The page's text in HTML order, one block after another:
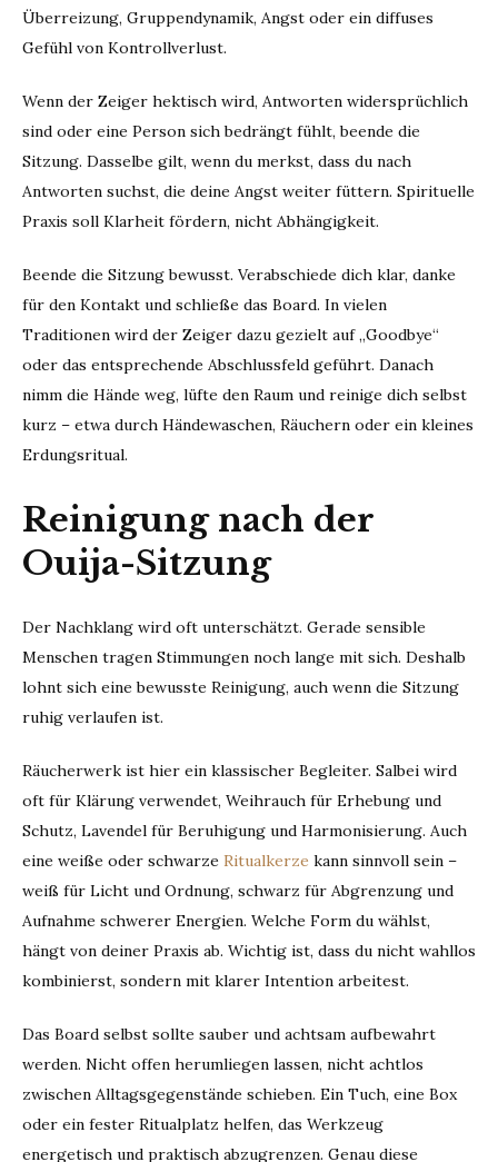
Überreizung, Gruppendynamik, Angst oder ein diffuses
Gefühl von Kontrollverlust.
Wenn der Zeiger hektisch wird, Antworten widersprüchlich
sind oder eine Person sich bedrängt fühlt, beende die
Sitzung. Dasselbe gilt, wenn du merkst, dass du nach
Antworten suchst, die deine Angst weiter füttern. Spirituelle
Praxis soll Klarheit fördern, nicht Abhängigkeit.
Beende die Sitzung bewusst. Verabschiede dich klar, danke
für den Kontakt und schließe das Board. In vielen
Traditionen wird der Zeiger dazu gezielt auf „Goodbye“
oder das entsprechende Abschlussfeld geführt. Danach
nimm die Hände weg, lüfte den Raum und reinige dich selbst
kurz – etwa durch Händewaschen, Räuchern oder ein kleines
Erdungsritual.
Reinigung nach der
Ouija-Sitzung
Der Nachklang wird oft unterschätzt. Gerade sensible
Menschen tragen Stimmungen noch lange mit sich. Deshalb
lohnt sich eine bewusste Reinigung, auch wenn die Sitzung
ruhig verlaufen ist.
Räucherwerk ist hier ein klassischer Begleiter. Salbei wird
oft für Klärung verwendet, Weihrauch für Erhebung und
Schutz, Lavendel für Beruhigung und Harmonisierung. Auch
eine weiße oder schwarze Ritualkerze kann sinnvoll sein –
weiß für Licht und Ordnung, schwarz für Abgrenzung und
Aufnahme schwerer Energien. Welche Form du wählst,
hängt von deiner Praxis ab. Wichtig ist, dass du nicht wahllos
kombinierst, sondern mit klarer Intention arbeitest.
Das Board selbst sollte sauber und achtsam aufbewahrt
werden. Nicht offen herumliegen lassen, nicht achtlos
zwischen Alltagsgegenstände schieben. Ein Tuch, eine Box
oder ein fester Ritualplatz helfen, das Werkzeug
energetisch und praktisch abzugrenzen. Genau diese